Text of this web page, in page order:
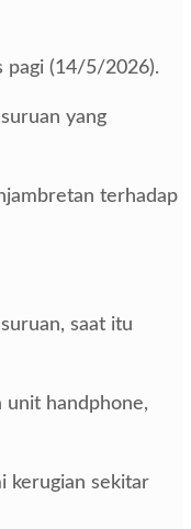
pagi (14/5/2026).
yang
terhadap
saat itu
unit handphone,
kerugian sekitar